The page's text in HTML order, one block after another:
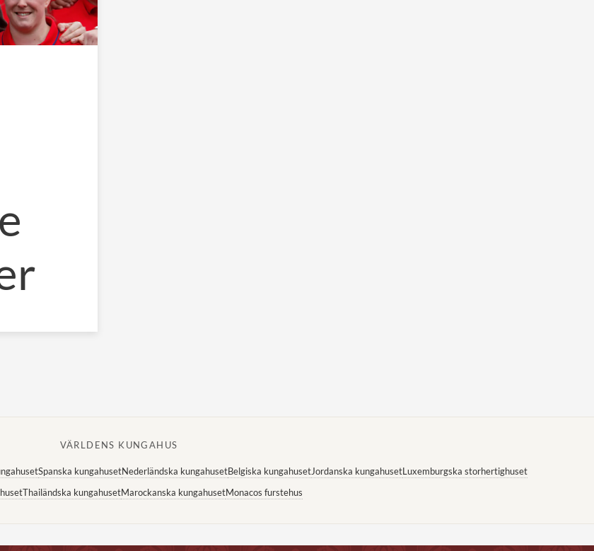
VÄRLDENS KUNGAHUS
Spanska kungahusetNederländska kungahusetBelgiska kungahusetJordanska kungahusetLuxemburgska storhertighuset
Thailändska kungahusetMarockanska kungahusetMonacos furstehus